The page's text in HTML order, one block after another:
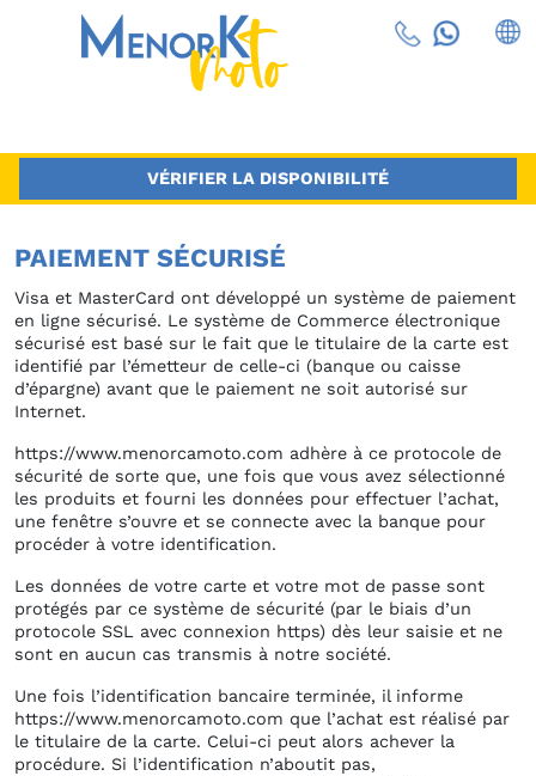
VÉRIFIER LA DISPONIBILITÉ
PAIEMENT SÉCURISÉ
Visa et MasterCard ont développé un système de paiement
en ligne sécurisé. Le système de Commerce électronique
sécurisé est basé sur le fait que le titulaire de la carte est
identifié par l’émetteur de celle-ci (banque ou caisse
d’épargne) avant que le paiement ne soit autorisé sur
Internet.
https://www.menorcamoto.com adhère à ce protocole de
sécurité de sorte que, une fois que vous avez sélectionné
les produits et fourni les données pour effectuer l’achat,
une fenêtre s’ouvre et se connecte avec la banque pour
procéder à votre identification.
Les données de votre carte et votre mot de passe sont
protégés par ce système de sécurité (par le biais d’un
protocole SSL avec connexion https) dès leur saisie et ne
sont en aucun cas transmis à notre société.
Une fois l’identification bancaire terminée, il informe
https://www.menorcamoto.com que l’achat est réalisé par
le titulaire de la carte. Celui-ci peut alors achever la
procédure. Si l’identification n’aboutit pas,